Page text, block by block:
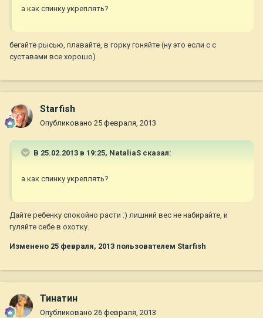
а как спинку укреплять?
бегайте рысью, плавайте, в горку гоняйте (ну это если с с
суставами все хорошо)
Starfish
Опубликовано 25 февраля, 2013
В 25.02.2013 в 19:25, NataliaS сказал:
а как спинку укреплять?
Дайте ребенку спокойно расти :) лишний вес не набирайте, и
гуляйте себе в охотку.
Изменено 25 февраля, 2013 пользователем Starfish
Тинатин
Опубликовано 26 февраля, 2013